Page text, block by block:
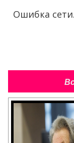
Ошибка